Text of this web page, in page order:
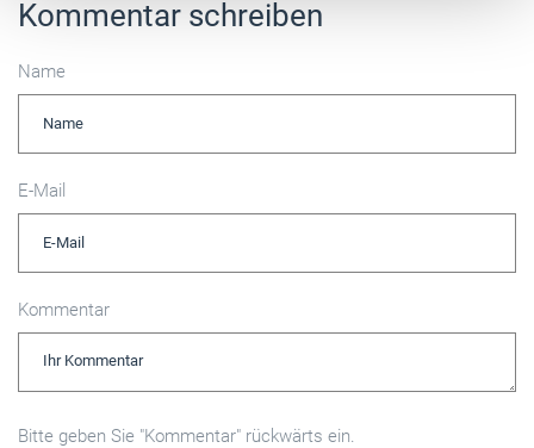
Kommentar schreiben
Name
E-Mail
Kommentar
Bitte geben Sie "Kommentar" rückwärts ein.